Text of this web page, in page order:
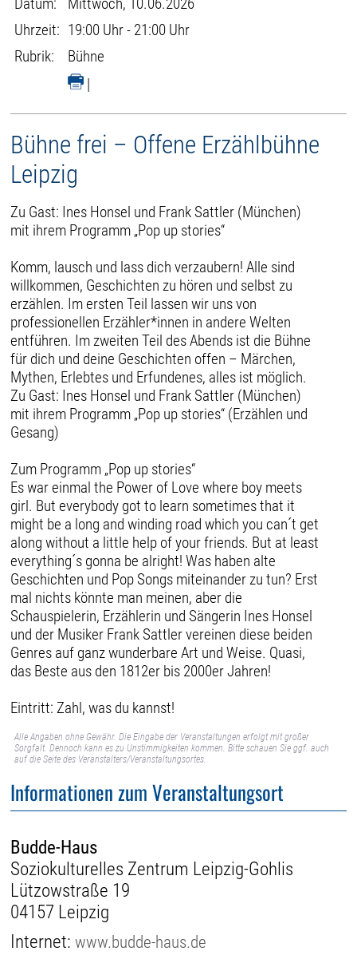
Uhrzeit: 19:00 Uhr - 21:00 Uhr
Rubrik:
Bühne
|
Bühne frei – Offene Erzählbühne
Leipzig
Zu Gast: Ines Honsel und Frank Sattler (München)
mit ihrem Programm „Pop up stories“
Komm, lausch und lass dich verzaubern! Alle sind
willkommen, Geschichten zu hören und selbst zu
erzählen. Im ersten Teil lassen wir uns von
professionellen Erzähler*innen in andere Welten
entführen. Im zweiten Teil des Abends ist die Bühne
für dich und deine Geschichten offen – Märchen,
Mythen, Erlebtes und Erfundenes, alles ist möglich.
Zu Gast: Ines Honsel und Frank Sattler (München)
mit ihrem Programm „Pop up stories“ (Erzählen und
Gesang)
Zum Programm „Pop up stories“
Es war einmal the Power of Love where boy meets
girl. But everybody got to learn sometimes that it
might be a long and winding road which you can´t get
along without a little help of your friends. But at least
everything´s gonna be alright! Was haben alte
Geschichten und Pop Songs miteinander zu tun? Erst
mal nichts könnte man meinen, aber die
Schauspielerin, Erzählerin und Sängerin Ines Honsel
und der Musiker Frank Sattler vereinen diese beiden
Genres auf ganz wunderbare Art und Weise. Quasi,
das Beste aus den 1812er bis 2000er Jahren!
Eintritt: Zahl, was du kannst!
Alle Angaben ohne Gewähr. Die Eingabe der Veranstaltungen erfolgt mit großer
Sorgfalt. Dennoch kann es zu Unstimmigkeiten kommen. Bitte schauen Sie ggf. auch
auf die Seite des Veranstalters/Veranstaltungsortes.
Informationen zum Veranstaltungsort
Budde-Haus
Soziokulturelles Zentrum Leipzig-Gohlis
Lützowstraße 19
04157 Leipzig
Internet:www.budde-haus.de